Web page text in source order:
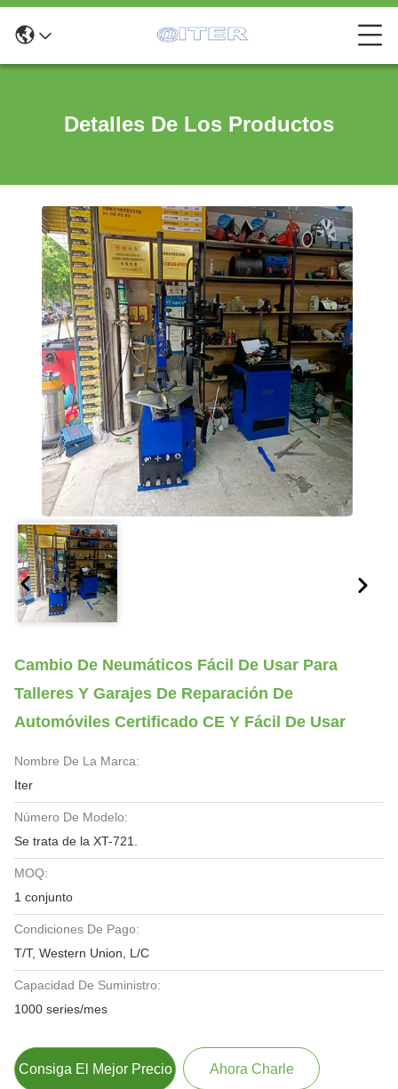
Detalles De Los Productos
Cambio De Neumáticos Fácil De Usar Para
Talleres Y Garajes De Reparación De
Automóviles Certificado CE Y Fácil De Usar
Nombre De La Marca:
Iter
Número De Modelo:
Se trata de la XT-721.
MOQ:
1 conjunto
Condiciones De Pago:
T/T, Western Union, L/C
Capacidad De Suministro:
1000 series/mes
Consiga El Mejor Precio Ahora Charle